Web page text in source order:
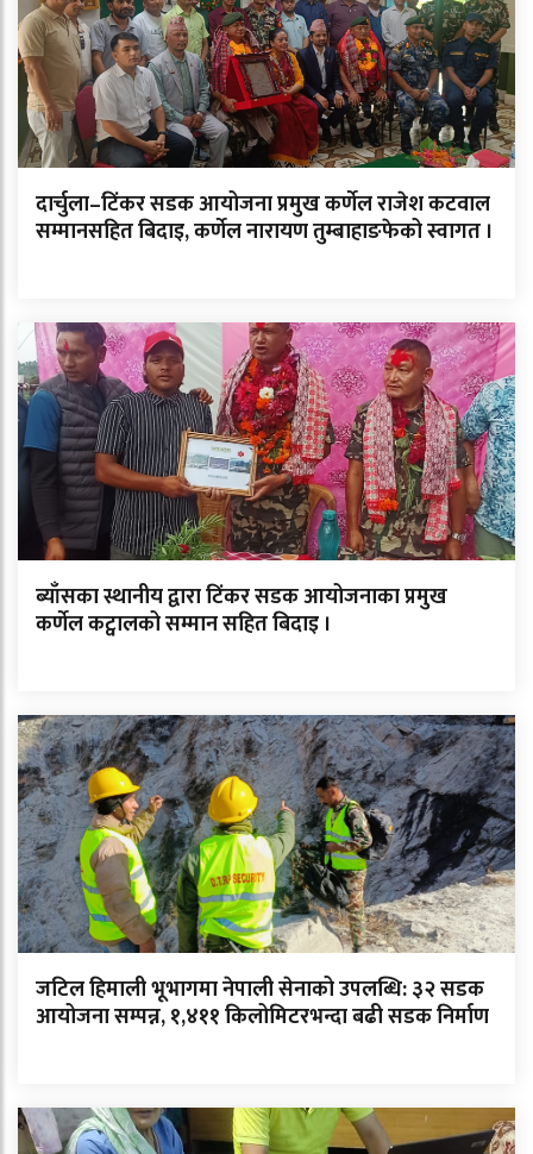
दार्चुला–टिंकर सडक आयोजना प्रमुख कर्णेल राजेश कटवाल
सम्मानसहित बिदाइ, कर्णेल नारायण तुम्बाहाङफेको स्वागत ।
ब्याँसका स्थानीय द्वारा टिंकर सडक आयोजनाका प्रमुख
कर्णेल कट्वालको सम्मान सहित बिदाइ ।
जटिल हिमाली भूभागमा नेपाली सेनाको उपलब्धि: ३२ सडक
आयोजना सम्पन्न, १,४११ किलोमिटरभन्दा बढी सडक निर्माण